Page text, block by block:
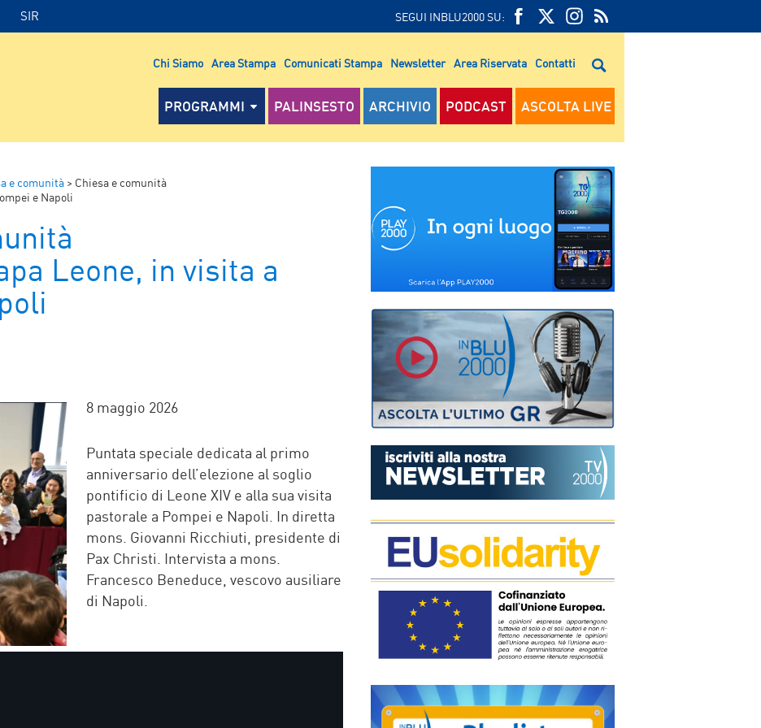
SIR SEGUI INBLU2000 SU:
FEED
RSS
RSS
Chi Siamo Area Stampa Comunicati Stampa Newsletter Area Riservata Contatti
PROGRAMMI PALINSESTO ARCHIVIO PODCAST ASCOLTA LIVE
e comunità > Chiesa e comunità
e Napoli
Leone, in visita a
8 maggio 2026
Puntata speciale dedicata al primo
anniversario dell’elezione al soglio
pontificio di Leone XIV e alla sua visita
pastorale a Pompei e Napoli. In diretta
mons. Giovanni Ricchiuti, presidente di
Pax Christi. Intervista a mons.
Francesco Beneduce, vescovo ausiliare
di Napoli.